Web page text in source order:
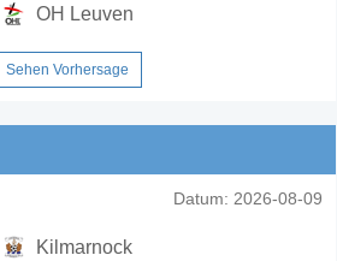
OH Leuven
Sehen Vorhersage
Datum: 2026-08-09
Kilmarnock